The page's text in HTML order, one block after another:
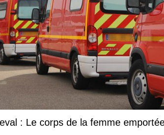
: Le corps de la femme